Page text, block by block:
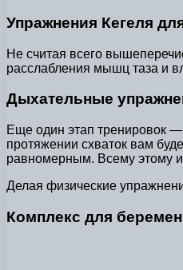
Упражнения Кегеля
Не считая всего
расслабления мышц таза и
Дыхательные
Еще один этап тренировок
протяжении схваток вам
равномерным. Всему этому
Делая физические
Комплекс для